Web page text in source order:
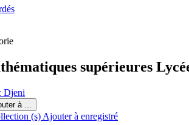
supérieures
Djeni
à ...
(s) Ajouter à enregistré